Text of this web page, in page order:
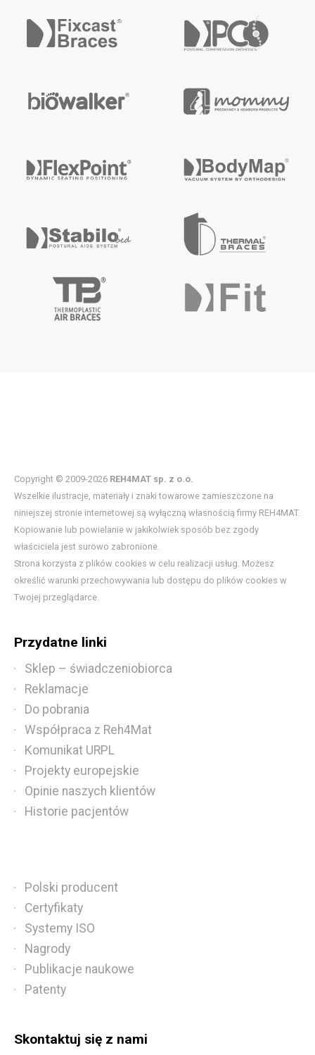
Copyright © 2009-2026 REH4MAT sp. z o.o.
Wszelkie ilustracje, materiały i znaki towarowe zamieszczone na
niniejszej stronie internetowej są wyłączną własnością firmy REH4MAT.
Kopiowanie lub powielanie w jakikolwiek sposób bez zgody
właściciela jest surowo zabronione.
Strona korzysta z plików cookies w celu realizacji usług. Możesz
określić warunki przechowywania lub dostępu do plików cookies w
Twojej przeglądarce.
Przydatne linki
Sklep – świadczeniobiorca
Reklamacje
Do pobrania
Współpraca z Reh4Mat
Komunikat URPL
Projekty europejskie
Opinie naszych klientów
Historie pacjentów
Polski producent
Certyfikaty
Systemy ISO
Nagrody
Publikacje naukowe
Patenty
Skontaktuj się z nami